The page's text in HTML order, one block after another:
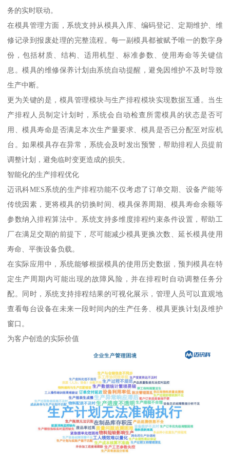
务的实时联动。
在模具管理方面，系统支持从模具入库、编码登记、定期维护、维
修记录到报废处理的完整流程。每一副模具都被赋予唯一的数字身
份，包括材质、结构、适用机型、标准参数、使用寿命等关键信
息。模具的维修保养计划由系统自动提醒，避免因维护不及时导致
生产中断。
更为关键的是，模具管理模块与生产排程模块实现数据互通。当生
产排程人员制定计划时，系统会自动检查所需模具的状态是否可
用、模具寿命是否满足本次生产量要求、模具是否已分配至对应机
台。如果模具存在异常，系统会及时发出预警，帮助排程人员提前
调整计划，避免临时变更造成的损失。
智能化的生产排程优化
迈讯科MES系统的生产排程功能不仅考虑了订单交期、设备产能等
传统因素，更将模具的切换时间、模具保养周期、模具寿命余额等
参数纳入排程算法中。系统支持多维度排程约束条件设置，帮助工
厂在满足交期的前提下，尽可能减少模具更换次数、延长模具使用
寿命、平衡设备负载。
在实际应用中，系统能够根据模具的使用历史数据，预判模具在特
定生产周期内可能出现的故障风险，并在排程时自动调整任务分
配。同时，系统支持排程结果的可视化展示，管理人员可以直观地
查看每台设备在未来一段时间内的生产任务、模具更换计划及维护
窗口。
为客户创造的实际价值